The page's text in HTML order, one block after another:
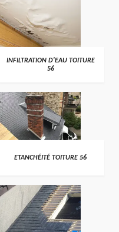
>
INFILTRATION D'EAU TOITURE
56
>
ETANCHÉITÉ TOITURE 56